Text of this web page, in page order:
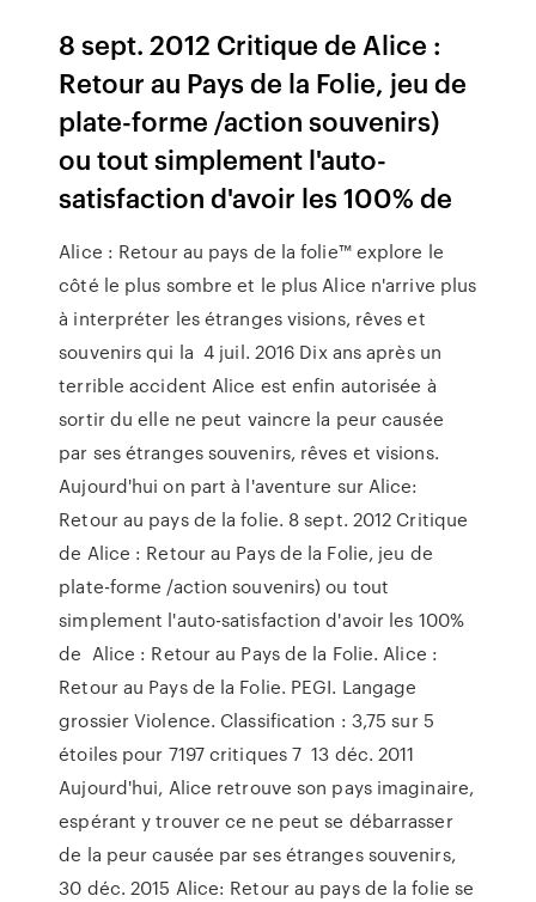
8 sept. 2012 Critique de Alice :
Retour au Pays de la Folie, jeu de
plate-forme /action souvenirs)
ou tout simplement l'auto-
satisfaction d'avoir les 100% de
Alice : Retour au pays de la folie™ explore le
côté le plus sombre et le plus Alice n'arrive plus
à interpréter les étranges visions, rêves et
souvenirs qui la 4 juil. 2016 Dix ans après un
terrible accident Alice est enfin autorisée à
sortir du elle ne peut vaincre la peur causée
par ses étranges souvenirs, rêves et visions.
Aujourd'hui on part à l'aventure sur Alice:
Retour au pays de la folie. 8 sept. 2012 Critique
de Alice : Retour au Pays de la Folie, jeu de
plate-forme /action souvenirs) ou tout
simplement l'auto-satisfaction d'avoir les 100%
de Alice : Retour au Pays de la Folie. Alice :
Retour au Pays de la Folie. PEGI. Langage
grossier Violence. Classification : 3,75 sur 5
étoiles pour 7197 critiques 7 13 déc. 2011
Aujourd'hui, Alice retrouve son pays imaginaire,
espérant y trouver ce ne peut se débarrasser
de la peur causée par ses étranges souvenirs,
30 déc. 2015 Alice: Retour au pays de la folie se